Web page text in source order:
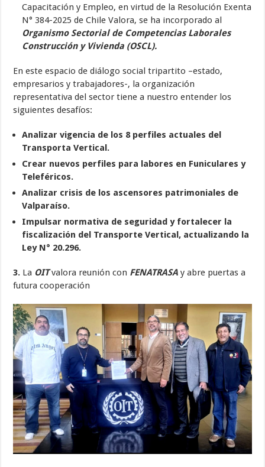
Capacitación y Empleo, en virtud de la Resolución Exenta
N° 384-2025 de Chile Valora, se ha incorporado al
Organismo Sectorial de Competencias Laborales
Construcción y Vivienda (OSCL).
En este espacio de diálogo social tripartito –estado,
empresarios y trabajadores-, la organización
representativa del sector tiene a nuestro entender los
siguientes desafíos:
Analizar vigencia de los 8 perfiles actuales del
Transporta Vertical.
Crear nuevos perfiles para labores en Funiculares y
Teleféricos.
Analizar crisis de los ascensores patrimoniales de
Valparaíso.
Impulsar normativa de seguridad y fortalecer la
fiscalización del Transporte Vertical, actualizando la
Ley N° 20.296.
3. La OITvalora reunión con FENATRASA y abre puertas a
futura cooperación